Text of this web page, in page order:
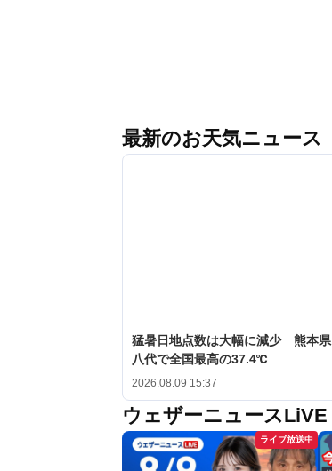
最新のお天気ニュース
猛暑日地点数は大幅に減少 熊本県
八代で全国最高の37.4℃
2026.08.09 15:37
ウェザーニュースLiVE
ライブ放送中